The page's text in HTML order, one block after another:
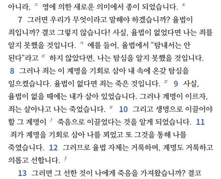
아니라, ㅈ 영에 의한 새로운 의미에서 종이 되었습니다. ㅊ
7 그러면 우리가 무엇이라고 말해야 하겠습니까? 율법이
죄입니까? 결코 그렇지 않습니다! 사실, 율법이 없었다면 나는 죄를
알지 못했을 것입니다. ㅋ 예를 들어, 율법에서 “탐내서는 안
된다”라고 ㅌ 하지 않았다면, 나는 탐심을 알지 못했을 것입니다.
8 그러나 죄는 이 계명을 기회로 삼아 내 속에 온갖 탐심을
일으켰습니다. 율법이 없다면 죄는 죽은 것입니다. ㅍ 9 사실,
율법이 없을 때에는 내가 살아 있었습니다. 그러나 계명이 이르자,
죄는 살아나고 나는 죽었습니다. ㅎ 10 그리고 생명으로 이끌어야
할 그 계명이
ㅏ 죽음으로 이끌었다는 것을 알게 되었습니다. 11
죄가 계명을 기회로 삼아 나를 꾀었고 또 그것을 통해 나를
죽였습니다. 12 그러므로 율법 자체는 거룩하며, 계명도 거룩하고
의롭고 선합니다. ㅑ
13 그러면 그 선한 것이 나에게 죽음을 가져왔습니까? 결코